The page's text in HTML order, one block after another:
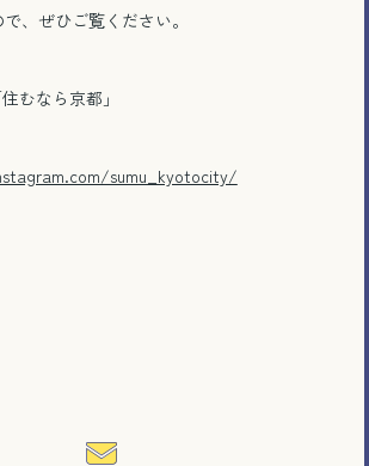
、ぜひご覧ください。
むなら京都」
sumu_kyotocity/